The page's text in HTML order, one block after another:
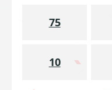
75
10